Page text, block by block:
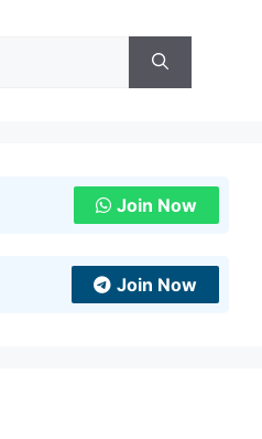
Join Now
Join Now